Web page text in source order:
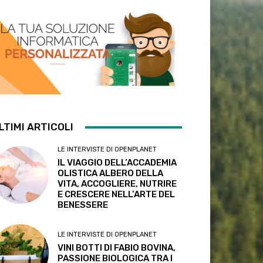
ARTICOLI
LE INTERVISTE DI OPENPLANET
IL VIAGGIO DELL’ACCADEMIA
OLISTICA ALBERO DELLA
VITA, ACCOGLIERE, NUTRIRE
E CRESCERE NELL’ARTE DEL
BENESSERE
LE INTERVISTE DI OPENPLANET
VINI BOTTI DI FABIO BOVINA,
PASSIONE BIOLOGICA TRA I